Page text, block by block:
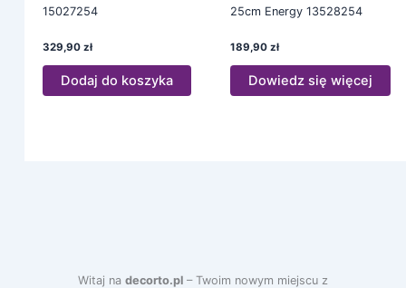
15027254
329,90 zł
Dodaj do koszyka
25cm Energy 13528254
189,90 zł
Dowiedz się więcej
Witaj na decorto.pl – Twoim nowym miejscu z